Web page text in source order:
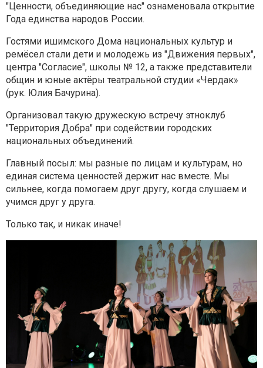
"Ценности, объединяющие нас" ознаменовала открытие
Года единства народов России.
Гостями ишимского Дома национальных культур и
ремёсел стали дети и молодежь из "Движения первых",
центра "Согласие", школы № 12, а также представители
общин и юные актёры театральной студии «Чердак»
(рук. Юлия Бачурина).
Организовал такую дружескую встречу этноклуб
"Территория Добра" при содействии городских
национальных объединений.
Главный посыл: мы разные по лицам и культурам, но
единая система ценностей держит нас вместе. Мы
сильнее, когда помогаем друг другу, когда слушаем и
учимся друг у друга.
Только так, и никак иначе!